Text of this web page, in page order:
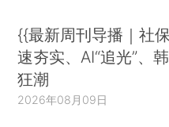
{{最新周刊导播｜社
速夯实、AI“追光”、
狂潮
2026年08月09日